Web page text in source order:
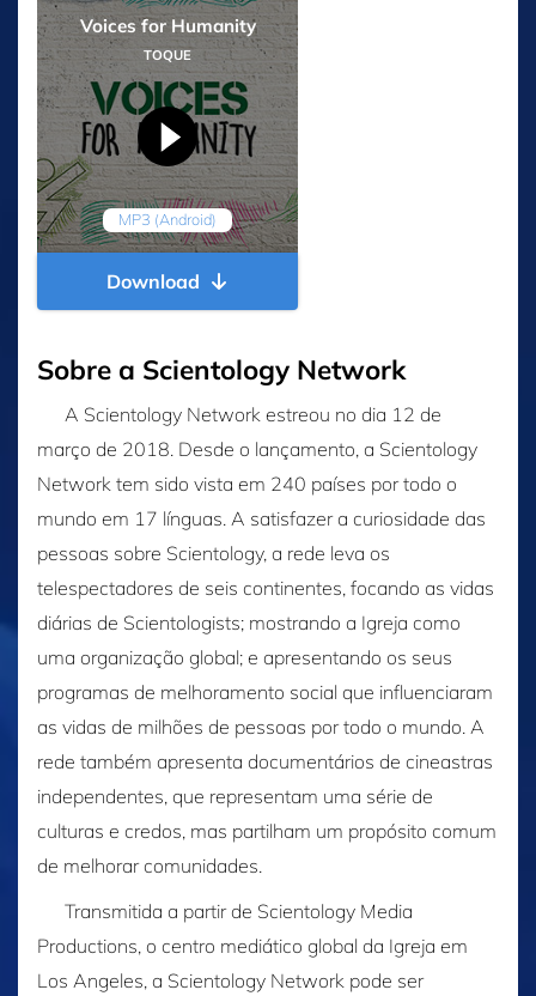
Voices for Humanity
TOQUE
MP3 (Android)
Download
Sobre a Scientology Network
A Scientology Network estreou no dia 12 de
março de 2018. Desde o lançamento, a Scientology
Network tem sido vista em 240 países por todo o
mundo em 17 línguas. A satisfazer a curiosidade das
pessoas sobre Scientology, a rede leva os
telespectadores de seis continentes, focando as vidas
diárias de Scientologists; mostrando a Igreja como
uma organização global; e apresentando os seus
programas de melhoramento social que influenciaram
as vidas de milhões de pessoas por todo o mundo. A
rede também apresenta documentários de cineastras
independentes, que representam uma série de
culturas e credos, mas partilham um propósito comum
de melhorar comunidades.
Transmitida a partir de Scientology Media
Productions, o centro mediático global da Igreja em
Los Angeles, a Scientology Network pode ser